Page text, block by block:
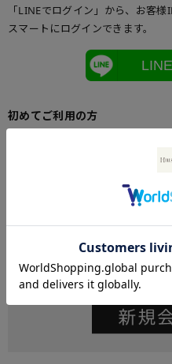
「LINEでログイン」から、お客
スマートにログインできます。
初めてご利用の方
メールアドレスとパスワードを登